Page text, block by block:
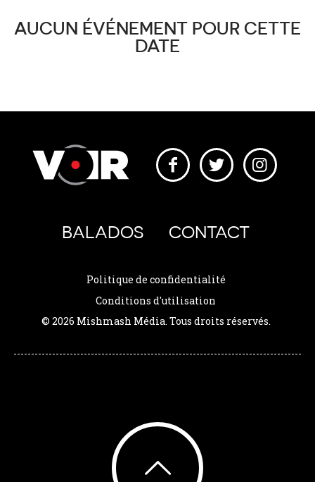
AUCUN ÉVÉNEMENT POUR CETTE
DATE
BALADOS CONTACT
Politique de confidentialité
Conditions d'utilisation
© 2026 Mishmash Média. Tous droits réservés.